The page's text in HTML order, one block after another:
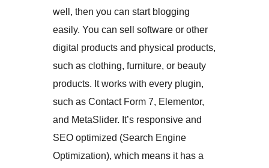
well, then you can start blogging
easily. You can sell software or other
digital products and physical products,
such as clothing, furniture, or beauty
products. It works with every plugin,
such as Contact Form 7, Elementor,
and MetaSlider. It’s responsive and
SEO optimized (Search Engine
Optimization), which means it has a